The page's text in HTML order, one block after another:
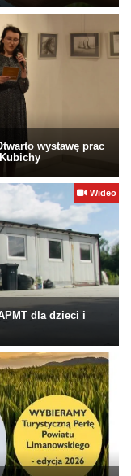
wystawę prac
Wideo
dla dzieci i